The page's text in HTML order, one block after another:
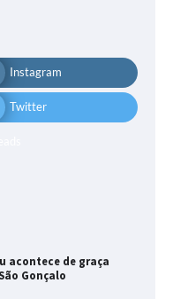
Instagram
Twitter
acontece de graça
Gonçalo